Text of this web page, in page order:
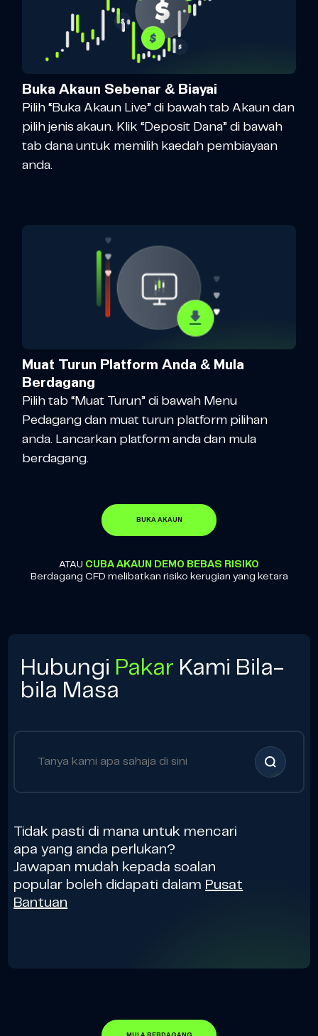
Buka Akaun Sebenar & Biayai
Pilih “Buka Akaun Live” di bawah tab Akaun dan
pilih jenis akaun. Klik “Deposit Dana” di bawah
tab dana untuk memilih kaedah pembiayaan
anda.
Muat Turun Platform Anda & Mula
Berdagang
Pilih tab “Muat Turun” di bawah Menu
Pedagang dan muat turun platform pilihan
anda. Lancarkan platform anda dan mula
berdagang.
BUKA AKAUN
ATAU CUBA AKAUN DEMO BEBAS RISIKO
Berdagang CFD melibatkan risiko kerugian yang ketara
Hubungi Pakar Kami Bila-
bila Masa
Tidak pasti di mana untuk mencari
apa yang anda perlukan?
Jawapan mudah kepada soalan
popular boleh didapati dalam Pusat
Bantuan